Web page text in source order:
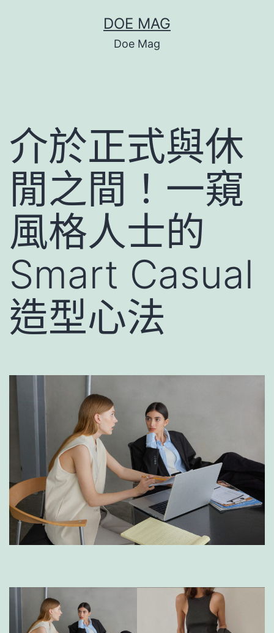
DOE MAG
Doe Mag
介於正式與休
閒之間！一窺
風格人士的
Smart Casual
造型心法